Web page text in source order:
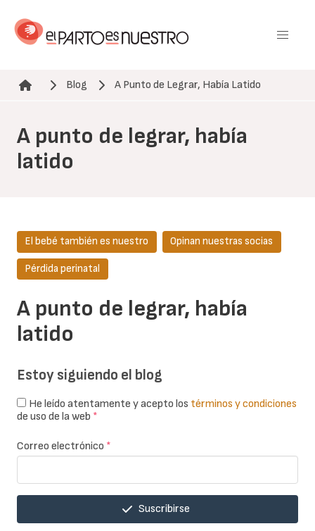
contenido
Ruta de navegación
Blog A Punto de Legrar, Había Latido
A punto de legrar, había
latido
A punto de legrar, había
latido
El bebé también es nuestro Opinan nuestras socias
Pérdida perinatal
Estoy siguiendo el blog
He leído atentamente y acepto los términos y condiciones
de uso de la web *
Correo electrónico *
Suscribirse